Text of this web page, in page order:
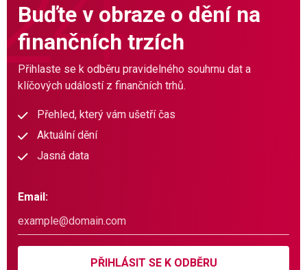
Buďte v obraze o dění na
finančních trzích
Přihlaste se k odběru pravidelného souhrnu dat a
klíčových událostí z finančních trhů.
Přehled, který vám ušetří čas
Aktuální dění
Jasná data
Email:
PŘIHLÁSIT SE K ODBĚRU